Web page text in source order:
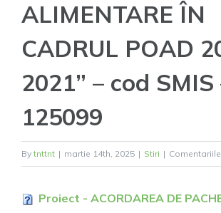
ALIMENTARE ÎN
CADRUL POAD
2021” – cod SMIS
125099
By tnttnt | martie 14th, 2025 | Stiri |
Proiect - ACORDAREA DE